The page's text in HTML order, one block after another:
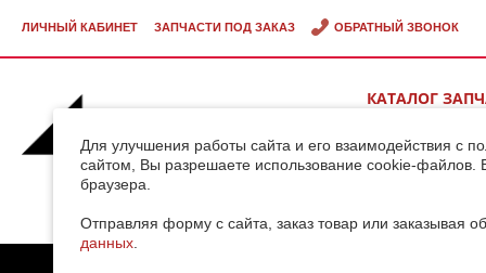
Для улучшения работы сайта и его взаимодействия с
сайтом, Вы разрешаете использование cookie-файлов.
браузера.
Отправляя форму с сайта, заказ товар или заказывая
данных
ЛИЧНЫЙ КАБИНЕТ ЗАПЧАСТИ ПОД ЗАКАЗ ОБРАТНЫЙ ЗВОНОК
КАТАЛОГ